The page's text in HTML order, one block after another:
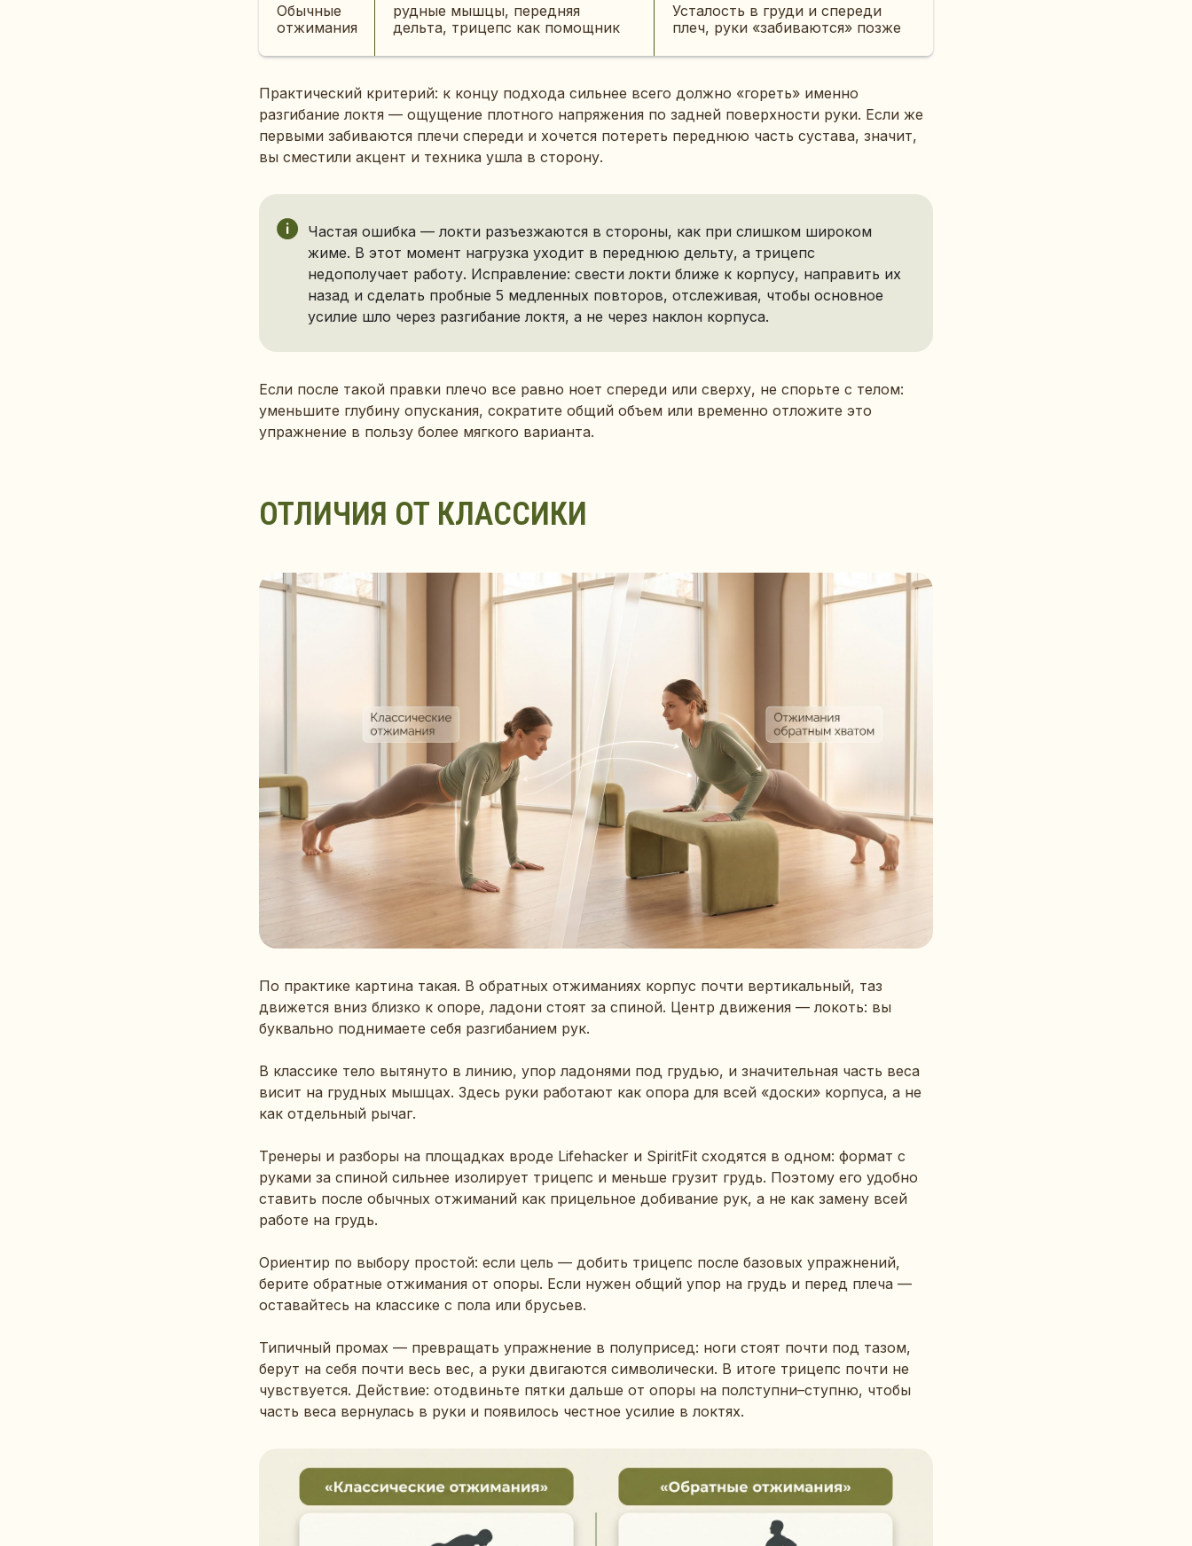
Обычные
отжимания
рудные мышцы, передняя
дельта, трицепс как помощник
Усталость в груди и спереди
плеч, руки «забиваются» позже
Практический критерий: к концу подхода сильнее всего должно «гореть» именно
разгибание локтя — ощущение плотного напряжения по задней поверхности руки. Если же
первыми забиваются плечи спереди и хочется потереть переднюю часть сустава, значит,
вы сместили акцент и техника ушла в сторону.
Частая ошибка — локти разъезжаются в стороны, как при слишком широком
жиме. В этот момент нагрузка уходит в переднюю дельту, а трицепс
недополучает работу. Исправление: свести локти ближе к корпусу, направить их
назад и сделать пробные 5 медленных повторов, отслеживая, чтобы основное
усилие шло через разгибание локтя, а не через наклон корпуса.
Если после такой правки плечо все равно ноет спереди или сверху, не спорьте с телом:
уменьшите глубину опускания, сократите общий объем или временно отложите это
упражнение в пользу более мягкого варианта.
ОТЛИЧИЯ ОТ КЛАССИКИ
По практике картина такая. В обратных отжиманиях корпус почти вертикальный, таз
движется вниз близко к опоре, ладони стоят за спиной. Центр движения — локоть: вы
буквально поднимаете себя разгибанием рук.
В классике тело вытянуто в линию, упор ладонями под грудью, и значительная часть веса
висит на грудных мышцах. Здесь руки работают как опора для всей «доски» корпуса, а не
как отдельный рычаг.
Тренеры и разборы на площадках вроде Lifehacker и SpiritFit сходятся в одном: формат с
руками за спиной сильнее изолирует трицепс и меньше грузит грудь. Поэтому его удобно
ставить после обычных отжиманий как прицельное добивание рук, а не как замену всей
работе на грудь.
Ориентир по выбору простой: если цель — добить трицепс после базовых упражнений,
берите обратные отжимания от опоры. Если нужен общий упор на грудь и перед плеча —
оставайтесь на классике с пола или брусьев.
Типичный промах — превращать упражнение в полуприсед: ноги стоят почти под тазом,
берут на себя почти весь вес, а руки двигаются символически. В итоге трицепс почти не
чувствуется. Действие: отодвиньте пятки дальше от опоры на полступни–ступню, чтобы
часть веса вернулась в руки и появилось честное усилие в локтях.